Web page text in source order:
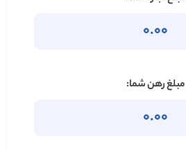
0.00
مبلغ رهن شما:
0.00